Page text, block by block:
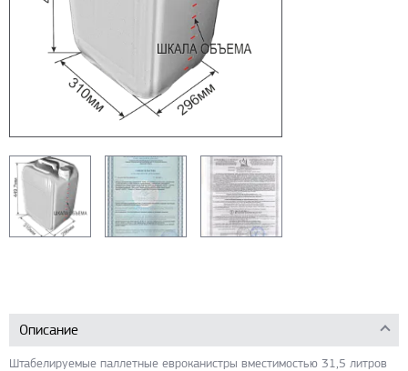
Описание
Штабелируемые паллетные евроканистры вместимостью 31,5 литров